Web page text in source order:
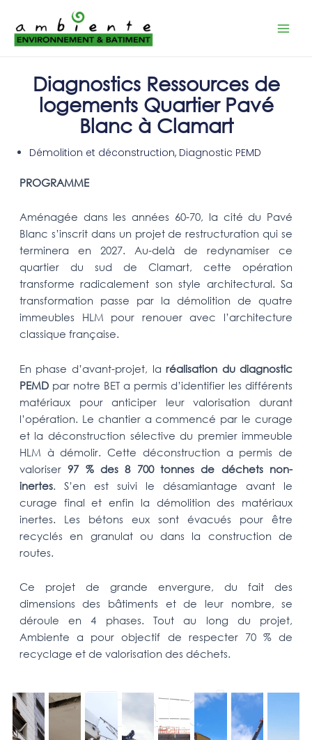
contenu
Diagnostics Ressources de
logements Quartier Pavé
Blanc à Clamart
Démolition et déconstruction, Diagnostic PEMD
PROGRAMME
Aménagée dans les années 60-70, la cité du Pavé
Blanc s’inscrit dans un projet de restructuration qui se
terminera en 2027. Au-delà de redynamiser ce
quartier du sud de Clamart, cette opération
transforme radicalement son style architectural. Sa
transformation passe par la démolition de quatre
immeubles HLM pour renouer avec l’architecture
classique française.
En phase d’avant-projet, laréalisation du diagnostic
PEMDpar notre BET a permis d’identifier les différents
matériaux pour anticiper leur valorisation durant
l’opération. Le chantier a commencé par le curage
et la déconstruction sélective du premier immeuble
HLM à démolir. Cette déconstruction a permis de
valoriser97 % des 8 700 tonnes de déchets non-
inertes. S’en est suivi le désamiantage avant le
curage final et enfin la démolition des matériaux
inertes. Les bétons eux sont évacués pour être
recyclés en granulat ou dans la construction de
routes.
Ce projet de grande envergure, du fait des
dimensions des bâtiments et de leur nombre, se
déroule en 4 phases. Tout au long du projet,
Ambiente a pour objectif de respecter 70 % de
recyclage et de valorisation des déchets.
Travel